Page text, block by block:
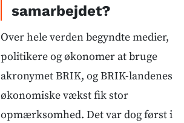
samarbejdet?
Over hele verden begyndte medier,
politikere og økonomer at bruge
akronymet BRIK, og BRIK-landenes
økonomiske vækst fik stor
opmærksomhed. Det var dog først i